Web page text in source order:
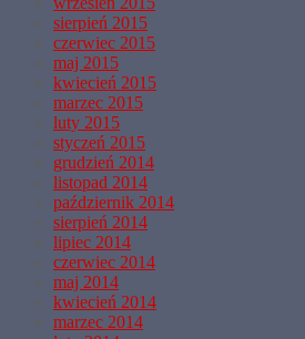
sierpień 2015
czerwiec 2015
maj 2015
kwiecień 2015
marzec 2015
luty 2015
styczeń 2015
grudzień 2014
listopad 2014
październik 2014
sierpień 2014
lipiec 2014
czerwiec 2014
maj 2014
kwiecień 2014
marzec 2014